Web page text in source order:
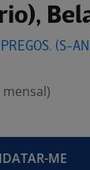
(S-
mensal)
ME